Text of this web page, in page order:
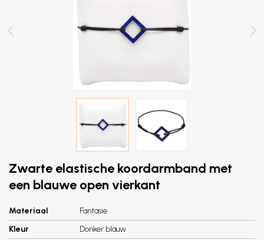
Zwarte elastische koordarmband met
een blauwe open vierkant
Materiaal
Fantasie
Kleur
Donker blauw